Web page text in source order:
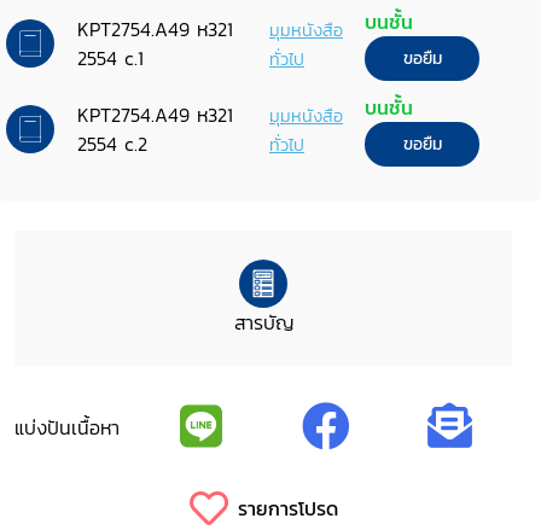
KPT2754.A49 ห321
2554 c.1
มุมหนังสือ
ทั่วไป
บนชั้น
ขอยืม
KPT2754.A49 ห321
2554 c.2
มุมหนังสือ
ทั่วไป
บนชั้น
ขอยืม
สารบัญ
แบ่งปันเนื้อหา
รายการโปรด